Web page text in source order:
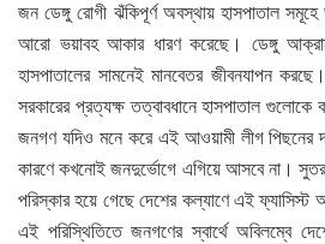
জন ডেঙ্গু রোগী ঝঁকিপূর্ণ অবস্থায় হাসপাতাল
আরো ভয়াবহ আকার ধারণ করেছে। ডেঙ্গু
হাসপাতালের সামনেই মানবেতর জীবনযাপন
সরকারের প্রত্যক্ষ তত্বাবধানে হাসপাতাল গুলোকে
জনগণ যদিও মনে করে এই আওয়ামী লীগ পিছনের
কারণে কখনোই জনদুর্ভোগে এগিয়ে আসবে না।
পরিস্কার হয়ে গেছে দেশের কল্যাণে এই ফ্যাসিস্ট
এই পরিস্থিতিতে জনগণের স্বার্থে অবিলম্বে